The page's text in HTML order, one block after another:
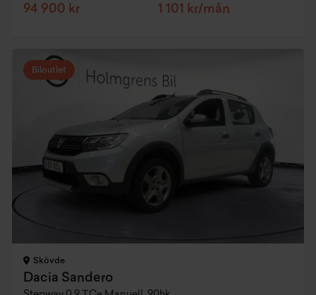
94 900 kr 1 101 kr/mån
Biloutlet
Skövde
Dacia Sandero